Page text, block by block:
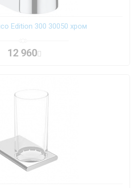
Edition 300 30050 хром
12 960